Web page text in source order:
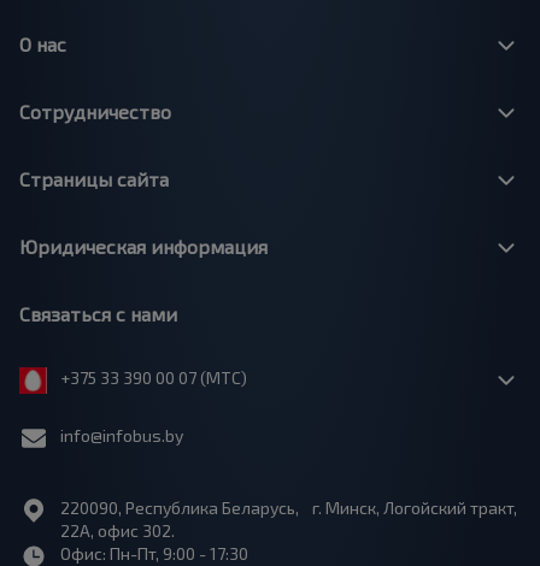
О нас
Сотрудничество
Страницы сайта
Юридическая информация
Связаться с нами
+375 33 390 00 07 (МТС)
info@infobus.by
220090, Республика Беларусь, г. Минск, Логойский тракт,
22А, офис 302.
Офис: Пн-Пт, 9:00 - 17:30